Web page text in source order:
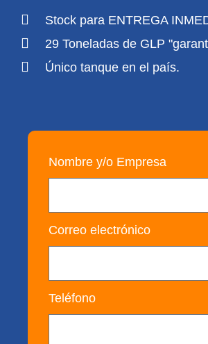
Stock para ENTREGA
29 Toneladas de GLP
Único tanque en el país.
Nombre y/o Empresa
Correo electrónico
Teléfono